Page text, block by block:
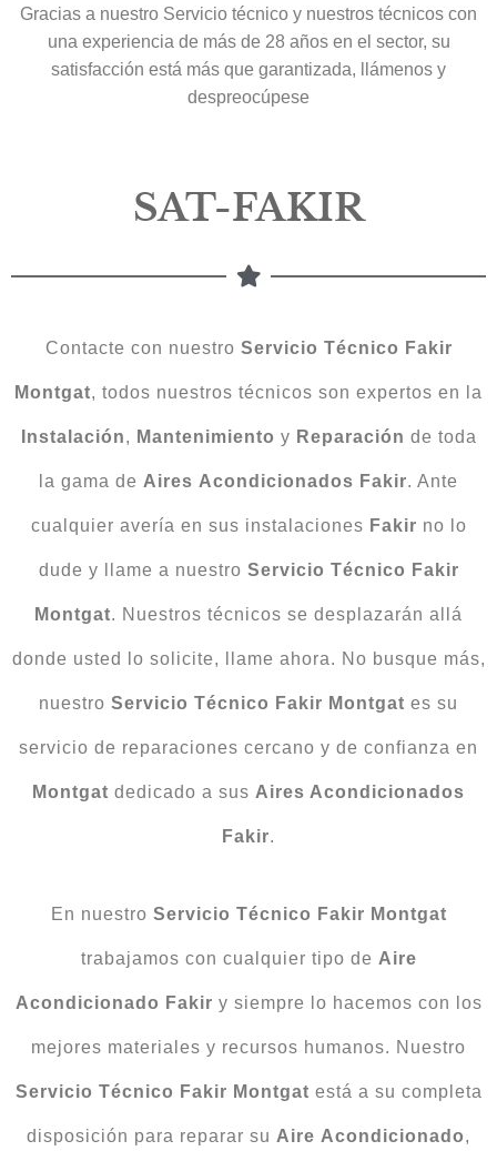
Gracias a nuestro Servicio técnico y nuestros técnicos con
una experiencia de más de 28 años en el sector, su
satisfacción está más que garantizada, llámenos y
despreocúpese
SAT-FAKIR
Contacte con nuestro Servicio Técnico Fakir
Montgat, todos nuestros técnicos son expertos en la
Instalación, Mantenimiento y Reparación de toda
la gama de Aires Acondicionados Fakir. Ante
cualquier avería en sus instalaciones Fakir no lo
dude y llame a nuestro Servicio Técnico Fakir
Montgat. Nuestros técnicos se desplazarán allá
donde usted lo solicite, llame ahora. No busque más,
nuestro Servicio Técnico Fakir Montgat es su
servicio de reparaciones cercano y de confianza en
Montgat dedicado a sus Aires Acondicionados
Fakir.
En nuestro Servicio Técnico Fakir Montgat
trabajamos con cualquier tipo de Aire
Acondicionado Fakir y siempre lo hacemos con los
mejores materiales y recursos humanos. Nuestro
Servicio Técnico Fakir Montgat está a su completa
disposición para reparar su Aire Acondicionado,